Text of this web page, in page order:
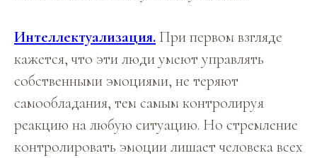
Интеллектуализация. При первом взгляде
кажется, что эти люди умеют управлять
собственными эмоциями, не теряют
самообладания, тем самым контролируя
реакцию на любую ситуацию. Но стремление
контролировать эмоции лишает человека всех